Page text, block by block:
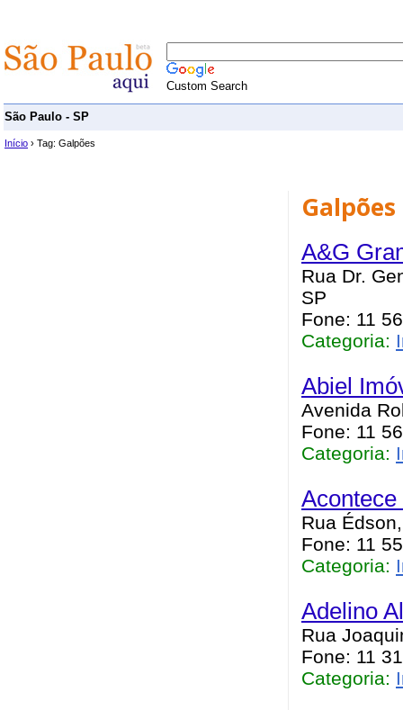
Custom Search
São Paulo - SP
Início › Tag: Galpões
Galpões
A&G
Rua Dr.
SP
Fone: 11
Categoria:
Abiel
Avenida
Fone: 11
Categoria:
Rua
Fone: 11
Categoria:
Adelino
Rua
Fone: 11
Categoria: